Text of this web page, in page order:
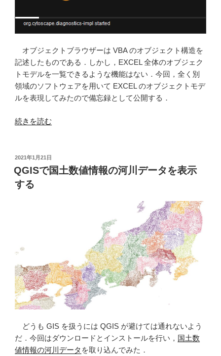
る”
オブジェクトブラウザーは VBA のオブジェクト構造を
記述したものである．しかし，EXCEL 全体のオブジェク
トモデルを一覧できるような機能はない．今回，全く別
領域のソフトウェアを用いて EXCEL のオブジェクトモデ
ルを表現してみたので備忘録として公開する．
“Cytoscape
の
オ
ブ
ジ
デ
ル
を
表
現
す
の
続きを読む
投
稿
日:
2021年1月21日
QGISで国土数値情報の河川データを表示
する
どうも GIS を扱うには QGIS が避けては通れないよう
だ．今回はダウンロードとインストールを行い， 国土数
値情報の河川データ を取り込んでみた．